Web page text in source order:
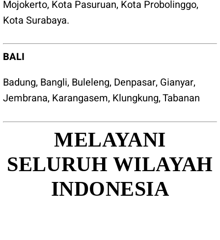
Mojokerto, Kota Pasuruan, Kota Probolinggo,
Kota Surabaya.
BALI
Badung, Bangli, Buleleng, Denpasar, Gianyar,
Jembrana, Karangasem, Klungkung, Tabanan
MELAYANI
SELURUH WILAYAH
INDONESIA